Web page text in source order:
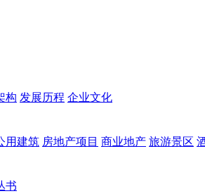
构 发展历程 企业文化
用建筑 房地产项目 商业地产 旅游景区
书